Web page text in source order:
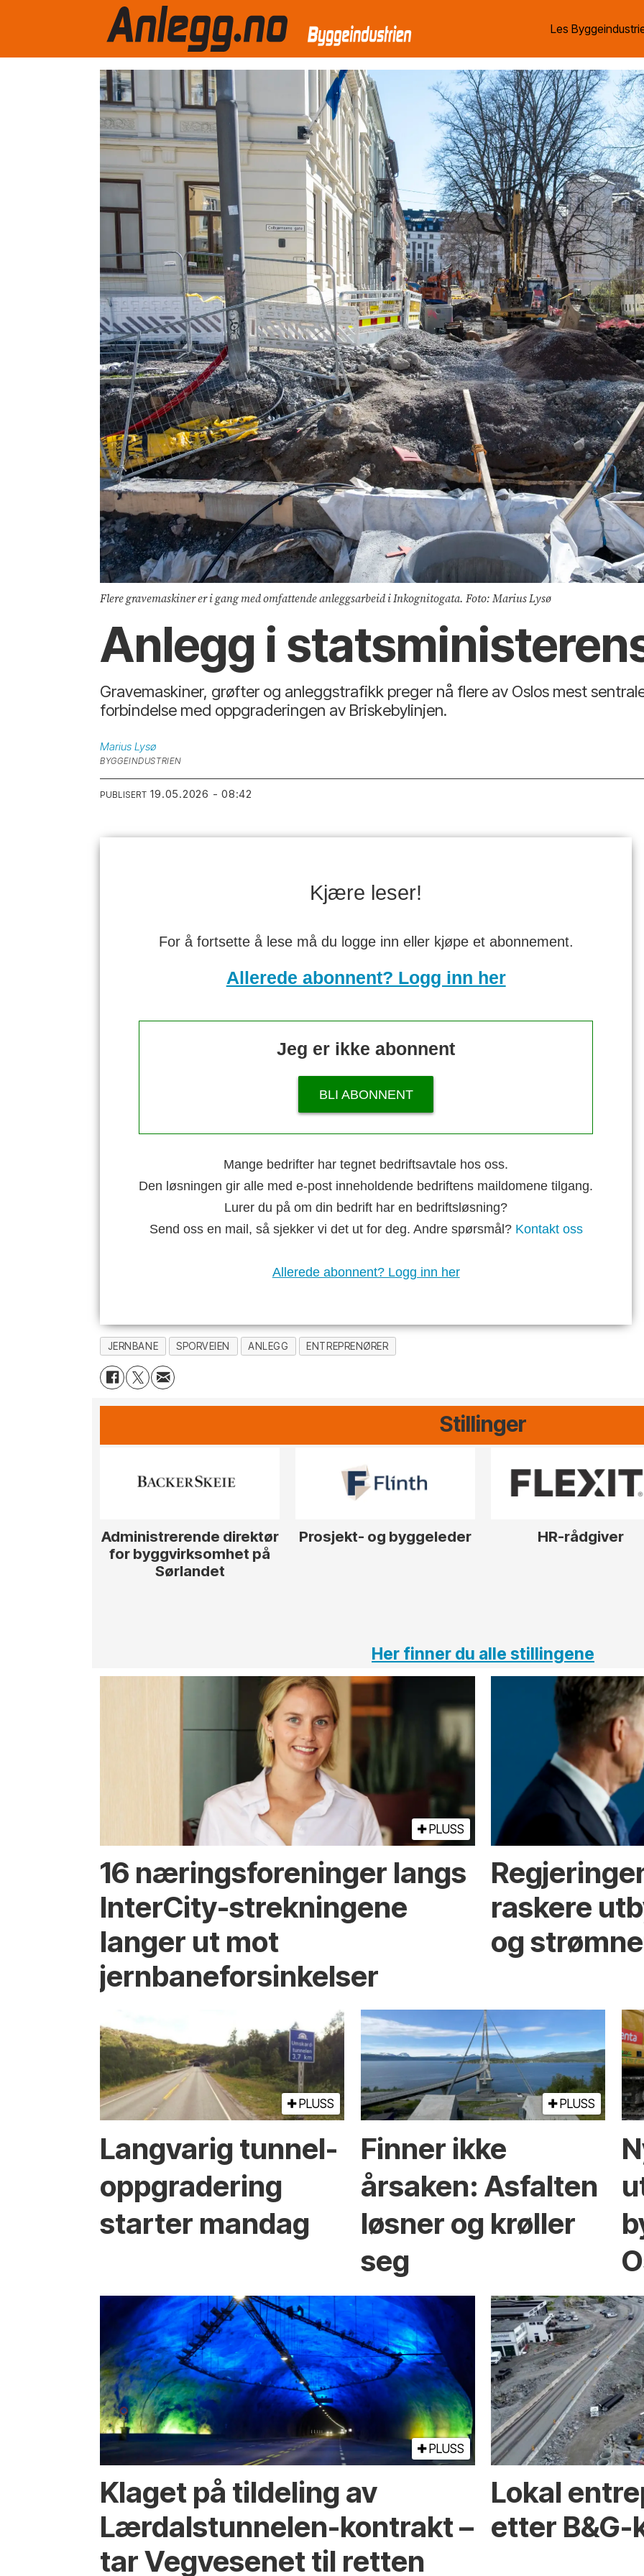
Les
Flere gravemaskiner er i gang med omfattende anleggsarbeid i Inkognitogata. Foto: Marius Lysø
Anlegg i
Gravemaskiner, grøfter og anleggstrafikk preger nå flere av Oslos mest
forbindelse med oppgraderingen av Briskebylinjen.
Marius Lysø
BYGGEINDUSTRIEN
PUBLISERT 19.05.2026 - 08:42
Kjære leser!
For å fortsette å lese må du logge inn eller kjøpe et abonnement.
Allerede abonnent? Logg inn her
Jeg er ikke abonnent
BLI ABONNENT
Mange bedrifter har tegnet bedriftsavtale hos oss.
Den løsningen gir alle med e-post inneholdende bedriftens maildomene tilgang.
Lurer du på om din bedrift har en bedriftsløsning?
Send oss en mail, så sjekker vi det ut for deg. Andre spørsmål? Kontakt oss
Allerede abonnent? Logg inn her
JERNBANE SPORVEIEN ANLEGG ENTREPRENØRER
Stillinger
Administrerende direktør
for byggvirksomhet på
Sørlandet
Prosjekt- og byggeleder HR-rådgiver
Her finner du alle stillingene
PLUSS
16 næringsforeninger langs
InterCity-strekningene
langer ut mot
jernbaneforsinkelser
raskere
og
PLUSS
Langvarig tunnel­
oppgradering
starter mandag
PLUSS
Finner ikke
årsaken: Asfalten
løsner og krøller
seg
PLUSS
Klaget på tildeling av
Lærdalstunnelen-kontrakt –
tar Vegvesenet til retten
Lokal
etter B&G-